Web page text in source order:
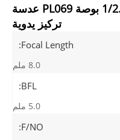
عدسة M12 مقاس 8.0 مم 1/2.7 بوصة PL069 عدسة
تركيز يدوية
Focal Length:
8.0 ملم
BFL:
5.0 ملم
F/NO: